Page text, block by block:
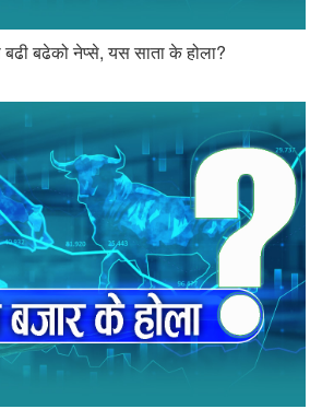
बढी बढेको नेप्से, यस साता के होला?